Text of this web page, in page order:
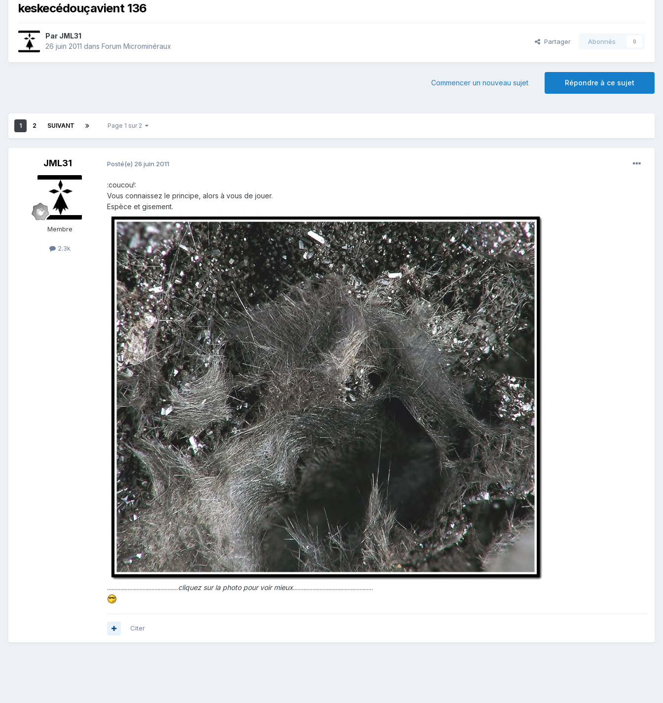
keskecédouçavient 136
Par JML31
26 juin 2011 dans Forum Microminéraux
Partager Abonnés 0
Répondre à ce sujet
Commencer un nouveau sujet
1 2 SUIVANT Page 1 sur 2
JML31
Membre
2.3k
Posté(e) 26 juin 2011
:coucou!:
Vous connaissez le principe, alors à vous de jouer.
Espèce et gisement.
................................................cliquez sur la photo pour voir mieux......................................................
Citer